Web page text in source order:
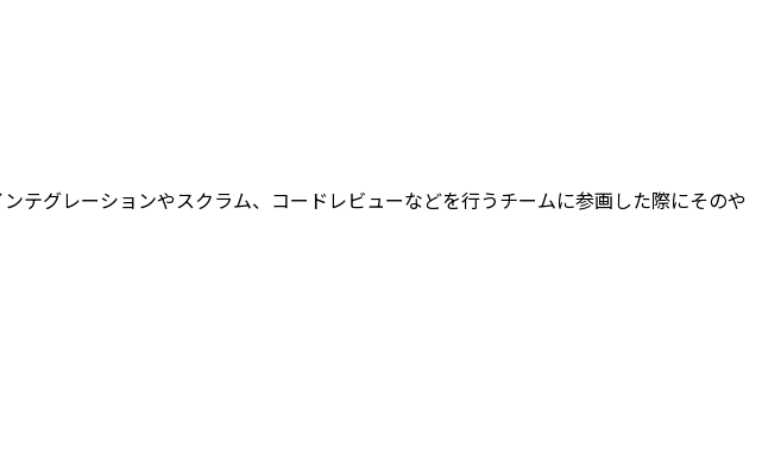
テグレーションやスクラム、コードレビューなどを行うチームに参画した際にそのや